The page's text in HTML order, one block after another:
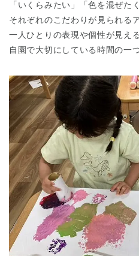
神奈
「いくらみたい」「色を混ぜた
それぞれのこだわりが見られる
一人ひとりの表現や個性が見え
自園で大切にしている時間の一